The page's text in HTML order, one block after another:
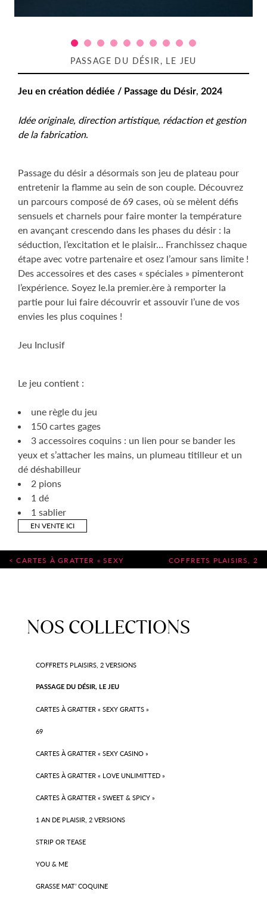
PASSAGE DU DÉSIR, LE JEU
Jeu en création dédiée / Passage du Désir 2024
Idée originale, direction artistique, rédaction et gestion
de la fabrication.
Passage du désir a désormais son jeu de plateau pour
entretenir la flamme au sein de son couple. Découvrez
un parcours composé de 69 cases, où se mèlent défis
sensuels et charnels pour faire monter la température
en avançant crescendo dans les phases du désir : la
séduction, l’excitation et le plaisir… Franchissez chaque
étape avec votre partenaire et osez l’amour sans limite !
Des accessoires et des cases « spéciales » pimenteront
l’expérience. Soyez le.la premier.ère à remporter la
partie pour lui faire découvrir et assouvir l’une de vos
envies les plus coquines !
Jeu Inclusif
Le jeu contient :
une règle du jeu
150 cartes gages
3 accessoires coquins : un lien pour se bander les
yeux et s’attacher les mains, un plumeau titilleur et un
dé déshabilleur
2 pions
1 dé
1 sablier
EN VENTE ICI
NAVIGATION
DE
CARTES À GRATTER « SEXY COFFRETS PLAISIRS, 2
NOS COLLECTIONS
COFFRETS PLAISIRS, 2 VERSIONS
PASSAGE DU DÉSIR, LE JEU
CARTES À GRATTER « SEXY GRATTS »
69
CARTES À GRATTER « SEXY CASINO »
CARTES À GRATTER « LOVE UNLIMITTED »
CARTES À GRATTER « SWEET & SPICY »
1 AN DE PLAISIR, 2 VERSIONS
STRIP OR TEASE
YOU & ME
GRASSE MAT’ COQUINE